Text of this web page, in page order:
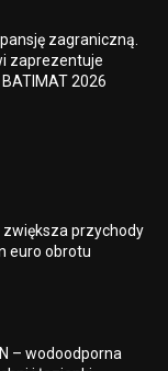
zagraniczną.
zaprezentuje
2026
zwiększa przychody
euro obrotu
– wodoodporna